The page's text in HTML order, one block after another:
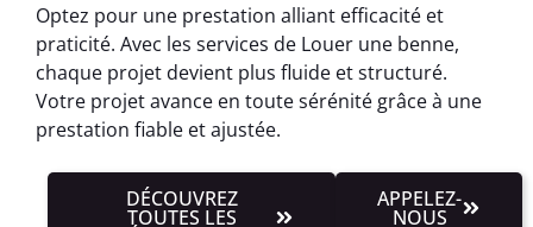
Optez pour une prestation alliant efficacité et
praticité. Avec les services de Louer une benne,
chaque projet devient plus fluide et structuré.
Votre projet avance en toute sérénité grâce à une
prestation fiable et ajustée.
DÉCOUVREZ
TOUTES LES
APPELEZ-
NOUS